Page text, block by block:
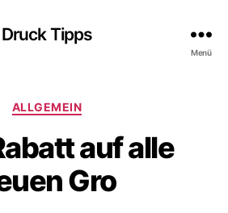
Druck Tipps
Menü
Kategorien
ALLGEMEIN
auf alle
Gro